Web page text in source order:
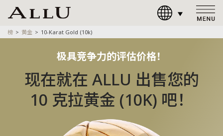
榜 黄金 10-Karat Gold (10k)
极具竞争力的评估价格！
现在就在 ALLU 出售您的
10 克拉黄金 (10K) 吧！